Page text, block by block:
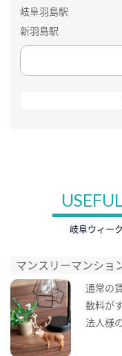
岐阜羽島駅
新羽島駅
岐阜ウィー
マンスリーマンショ
通常の
数料が
法人様